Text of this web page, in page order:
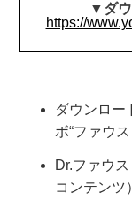
▼ ダ
https://
ダウンロー
ボ“ファウ
Dr.ファウ
コンテ